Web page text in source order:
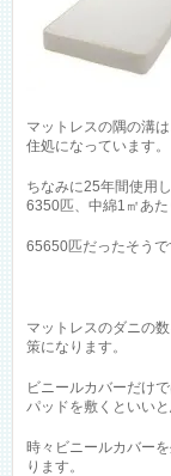
マットレスの隅の溝
住処になっています。
ちなみに25年間使用
6350匹、中綿1㎡あた
65650匹だったそうで
マットレスのダニの
策になります。
ビニールカバーだけ
パッドを敷くといいと
時々ビニールカバー
ります。